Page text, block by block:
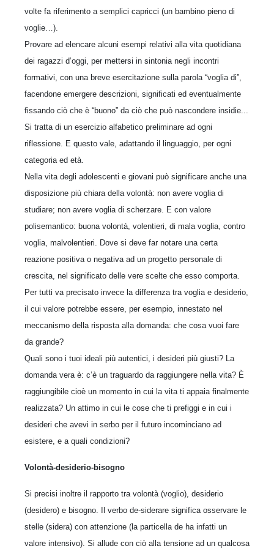
volte fa riferimento a semplici capricci (un bambino pieno di
voglie…).
Provare ad elencare alcuni esempi relativi alla vita quotidiana
dei ragazzi d’oggi, per mettersi in sintonia negli incontri
formativi, con una breve esercitazione sulla parola “voglia di”,
facendone emergere descrizioni, significati ed eventualmente
fissando ciò che è “buono” da ciò che può nascondere insidie...
Si tratta di un esercizio alfabetico preliminare ad ogni
riflessione. E questo vale, adattando il linguaggio, per ogni
categoria ed età.
Nella vita degli adolescenti e giovani può significare anche una
disposizione più chiara del­la volontà: non avere voglia di
studiare; non avere voglia di scherzare. E con valore
polisemantico: buona volontà, volentieri, di mala voglia, contro
voglia, malvolentieri. Dove si deve far notare una certa
reazione positiva o negativa ad un progetto personale di
crescita, nel significato delle vere scelte che esso comporta.
Per tutti va precisato invece la differenza tra voglia e desiderio,
il cui valore potrebbe essere, per esempio, innestato nel
meccanismo della risposta alla domanda: che cosa vuoi fare
da grande?
Quali sono i tuoi ideali più autentici, i desideri più giusti? La
domanda vera è: c’è un traguardo da raggiungere nella vita? È
raggiungibile cioè un momento in cui la vita ti appaia finalmente
realizzata? Un attimo in cui le cose che ti prefiggi e in cui i
desideri che avevi in serbo per il futuro incominciano ad
esistere, e a quali condizioni?
Volontà-desiderio-bisogno
Si precisi inoltre il rapporto tra volontà (voglio), desiderio
(desidero) e bisogno. Il verbo de-siderare significa osservare le
stelle (sidera) con attenzione (la particella de ha infatti un
valore intensivo). Si allude con ciò alla tensione ad un qualcosa